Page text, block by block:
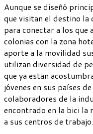
Aunque se diseñó
que visitan el destino la
para conectar a los que
colonias con la zona
aporte a la movilidad
utilizan diversidad de
que ya estan
jóvenes en sus países
colaboradores de la
encontrado en la bici la
a sus centros de trabajo.